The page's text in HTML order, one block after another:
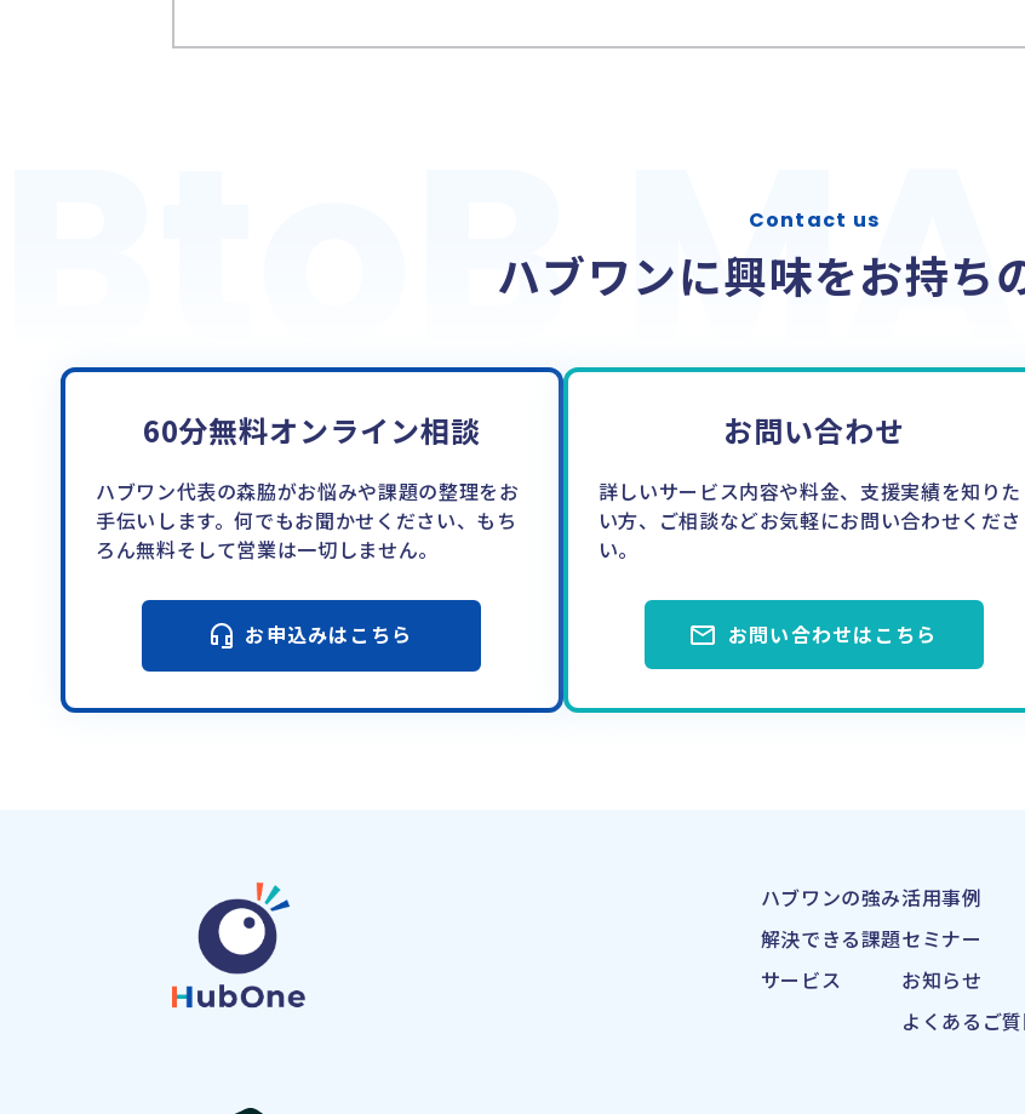
BtoB
BtoB Contact us
ハブワンに興味をお持ち
60分無料オンライン相談
ハブワン代表の森脇がお悩みや課題の整理をお
手伝いします。何でもお聞かせください、もち
ろん無料そして営業は一切しません。
お申込みはこちら
お問い合わせ
詳しいサービス内容や料金、支援実績を知りた
い方、ご相談などお気軽にお問い合わせくださ
い。
お問い合わせはこちら
ハブワンの強み
解決できる課題
サービス
活用事例
セミナー
お知らせ
よくあるご